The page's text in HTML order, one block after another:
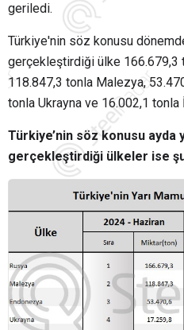
geriledi.
Türkiye'nin söz konusu
gerçekleştirdiği ülke 166.679,3
118.847,3 tonla Malezya,
tonla Ukrayna ve 16.002,1 tonla
Türkiye’nin söz konusu ayda
gerçekleştirdiği ülkeler ise